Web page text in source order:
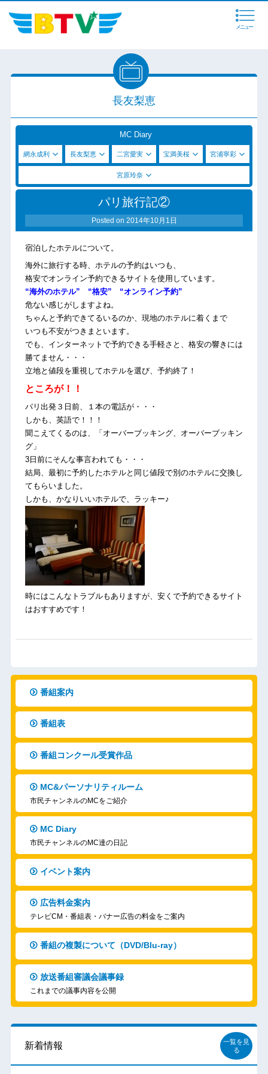
メニュー
長友梨恵
MC Diary
網永成利 長友梨恵 二宮愛実 宝満美桜 宮浦寧彩
宮原玲奈
パリ旅行記②
Posted on 2014年10月1日
宿泊したホテルについて。
海外に旅行する時、ホテルの予約はいつも、
格安でオンライン予約できるサイトを使用しています。
“海外のホテル” “格安” “オンライン予約”
危ない感じがしますよね。
ちゃんと予約できてるいるのか、現地のホテルに着くまで
いつも不安がつきまといます。
でも、インターネットで予約できる手軽さと、格安の響きには
勝てません・・・
立地と値段を重視してホテルを選び、予約終了！
ところが！！
パリ出発３日前、１本の電話が・・・
しかも、英語で！！！
聞こえてくるのは、「オーバーブッキング、オーバーブッキン
グ」
3日前にそんな事言われても・・・
結局、最初に予約したホテルと同じ値段で別のホテルに交換し
てもらいました。
しかも、かなりいいホテルで、ラッキー♪
時にはこんなトラブルもありますが、安くで予約できるサイト
はおすすめです！
番組案内
番組表
番組コンクール受賞作品
MC&パーソナリティルーム
市民チャンネルのMCをご紹介
MC Diary
市民チャンネルのMC達の日記
イベント案内
広告料金案内
テレビCM・番組表・バナー広告の料金をご案内
番組の複製について（DVD/Blu-ray）
放送番組審議会議事録
これまでの議事内容を公開
新着情報
一覧を見
る